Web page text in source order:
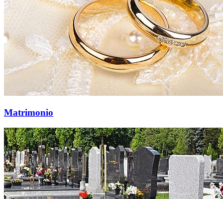
Matrimonio